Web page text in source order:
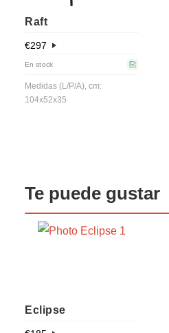
Raft
€297
En stock
Medidas (L/P/A), cm:
104x52x35
Te puede gustar
Eclipse